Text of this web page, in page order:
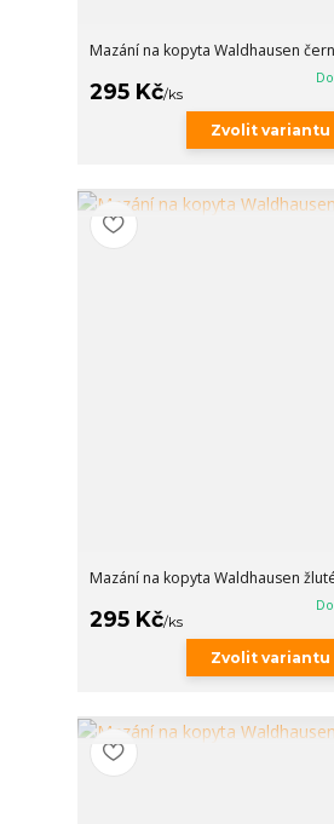
Mazání na kopyta Waldhausen
295 Kč/ks
Zvolit variantu
Mazání na kopyta Waldhausen
295 Kč/ks
Zvolit variantu